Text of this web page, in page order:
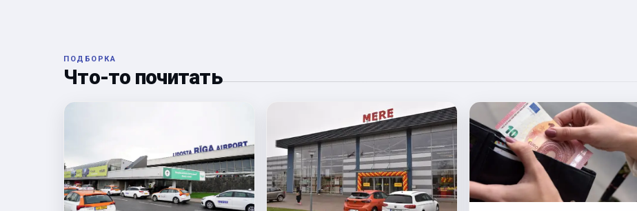
ПОДБОРКА
Что-то почитать